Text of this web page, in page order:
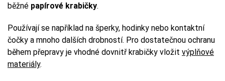
běžné papírové krabičky.
Používají se například na šperky, hodinky nebo kontaktní
čočky a mnoho dalších drobností. Pro dostatečnou ochranu
během přepravy je vhodné dovnitř krabičky vložit výplňové
materiály.